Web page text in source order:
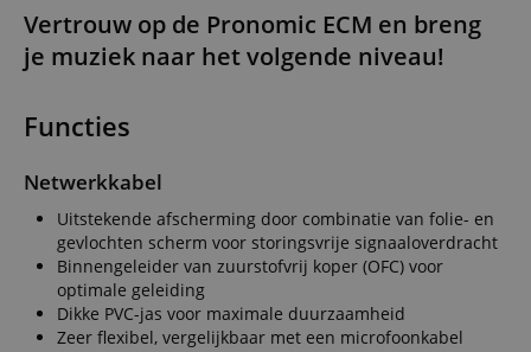
Vertrouw op de Pronomic ECM en breng
je muziek naar het volgende niveau!
Functies
Netwerkkabel
Uitstekende afscherming door combinatie van folie- en
gevlochten scherm voor storingsvrije signaaloverdracht
Binnengeleider van zuurstofvrij koper (OFC) voor
optimale geleiding
Dikke PVC-jas voor maximale duurzaamheid
Zeer flexibel, vergelijkbaar met een microfoonkabel